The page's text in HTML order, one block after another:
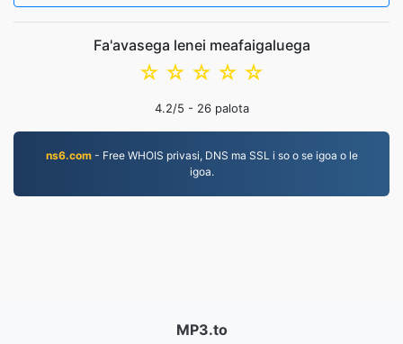
Fa'avasega lenei meafaigaluega
☆
☆
☆
☆
☆
4.2/5 - 26palota
ns6.com- Free WHOIS privasi, DNS ma SSL i so o se igoa o le
igoa.
MP3.to